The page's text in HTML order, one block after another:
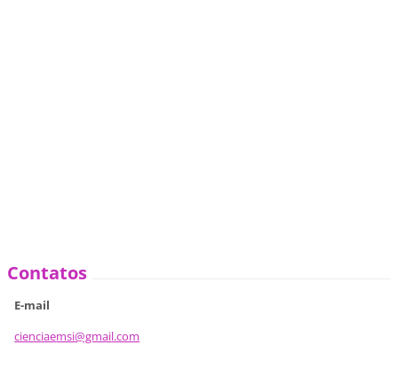
Contatos
E-mail
cienciaemsi@gmail.com